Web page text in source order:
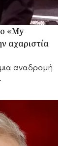
«My
αχαριστία
αναδρομή